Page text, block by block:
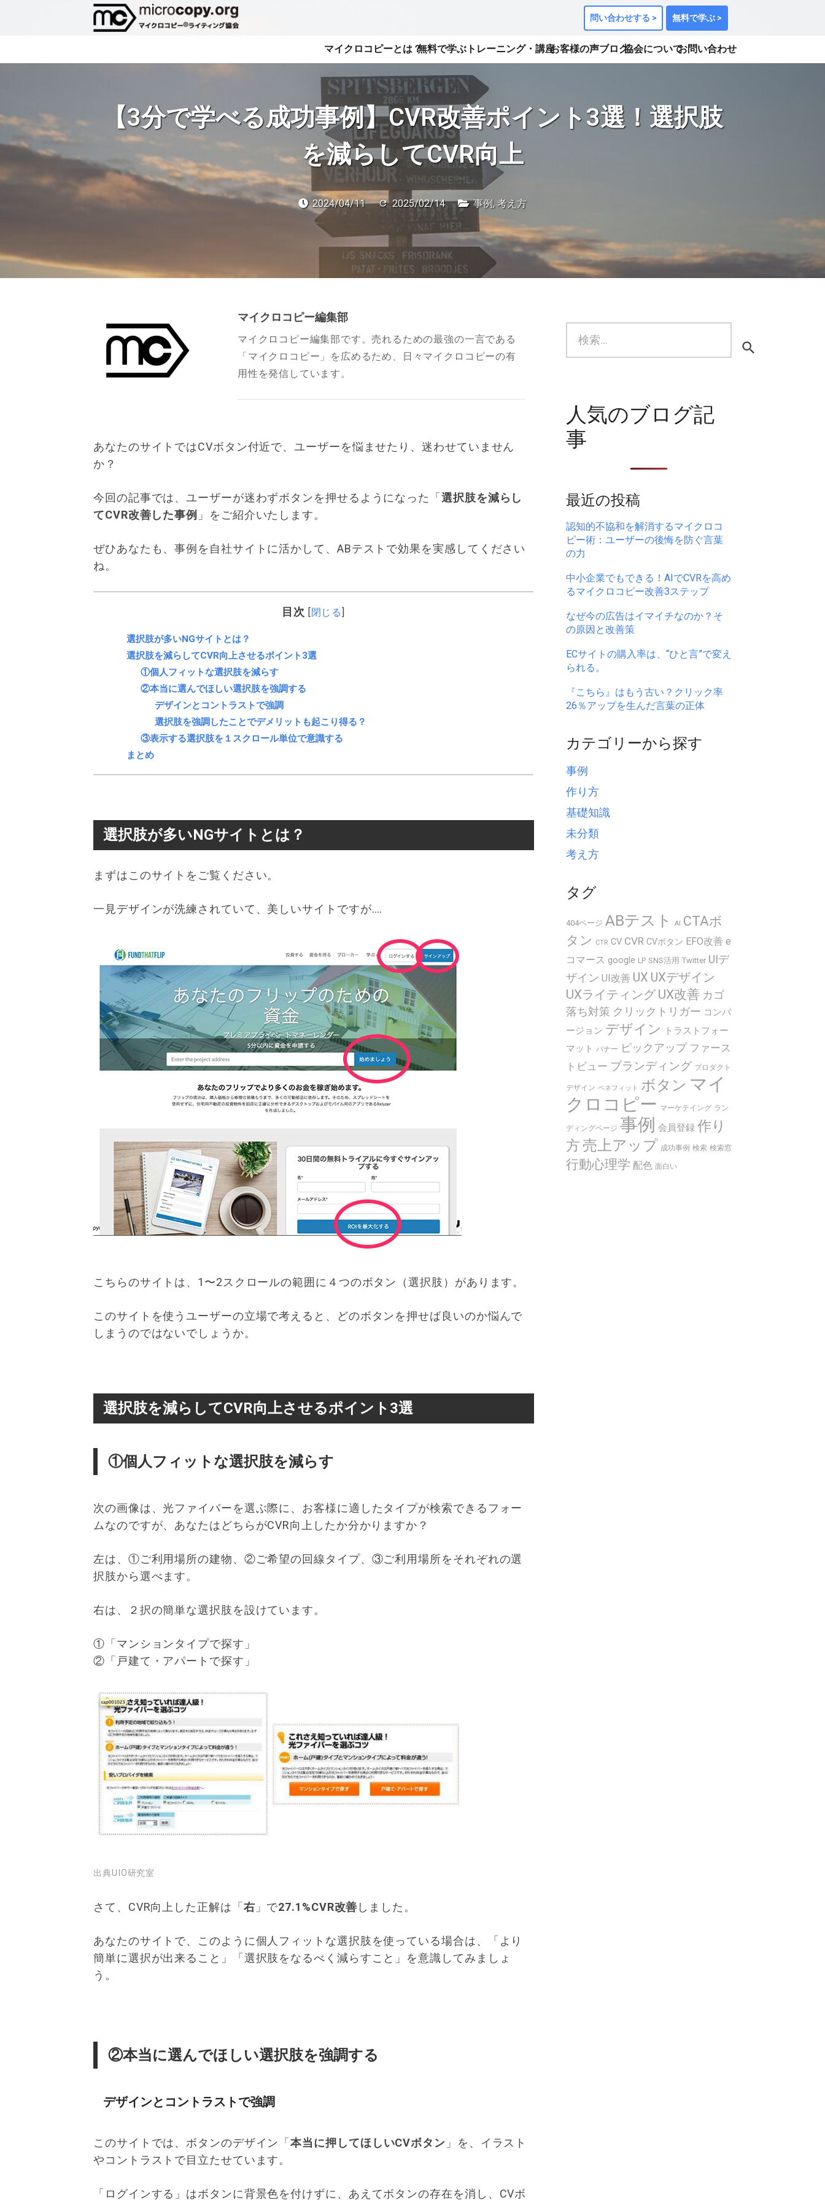
問い合わせする > 無料で学ぶ >
マイクロコピーとは？無料で学ぶ トレーニング・講座お客様の声ブログ協会についてお問い合わせ
【3分で学べる成功事例】CVR改善ポイント3選！選択肢
を減らしてCVR向上
2024/04/11 refresh 2025/02/14 事例,考え方
マイクロコピー編集部
マイクロコピー編集部です。売れるための最強の一言である
「マイクロコピー」を広めるため、日々マイクロコピーの有
用性を発信しています。
あなたのサイトではCVボタン付近で、ユーザーを悩ませたり、迷わせていません
か？
今回の記事では、ユーザーが迷わずボタンを押せるようになった「 選択肢を減らし
てCVR改善した事例 」をご紹介いたします。
ぜひあなたも、事例を自社サイトに活かして、ABテストで効果を実感してください
ね。
目次 閉じる
選択肢が多いNGサイトとは？
選択肢を減らしてCVR向上させるポイント3選
①個人フィットな選択肢を減らす
②本当に選んでほしい選択肢を強調する
デザインとコントラストで強調
選択肢を強調したことでデメリットも起こり得る？
③表示する選択肢を１スクロール単位で意識する
まとめ
選択肢が多いNGサイトとは？
まずはこのサイトをご覧ください。
一見デザインが洗練されていて、美しいサイトですが….
こちらのサイトは、1〜2スクロールの範囲に４つのボタン（選択肢）があります。
このサイトを使うユーザーの立場で考えると、どのボタンを押せば良いのか悩んで
しまうのではないでしょうか。
選択肢を減らしてCVR向上させるポイント3選
①個人フィットな選択肢を減らす
次の画像は、光ファイバーを選ぶ際に、お客様に適したタイプが検索できるフォー
ムなのですが、あなたはどちらがCVR向上したか分かりますか？
左は、①ご利用場所の建物、②ご希望の回線タイプ、③ご利用場所をそれぞれの選
択肢から選べます。
右は、２択の簡単な選択肢を設けています。
①「マンションタイプで探す」
②「戸建て・アパートで探す」
出典UIO研究室
さて、CVR向上した正解は「右 」で27.1%CVR改善 しました。
あなたのサイトで、このように個人フィットな選択肢を使っている場合は、「より
簡単に選択が出来ること」「選択肢をなるべく減らすこと」を意識してみましょ
う。
②本当に選んでほしい選択肢を強調する
デザインとコントラストで強調
このサイトでは、ボタンのデザイン「本当に押してほしいCVボタン 」を、イラスト
やコントラストで目立たせています。
「ログインする」はボタンに背景色を付けずに、あえてボタンの存在を消し、CVボ
索:
人気のブログ記
事
最近の投稿
認知的不協和を解消するマイクロコ
ピー術：ユーザーの後悔を防ぐ言葉
の力
中小企業でもできる！AIでCVRを高め
るマイクロコピー改善3ステップ
なぜ今の広告はイマイチなのか？そ
の原因と改善策
ECサイトの購入率は、“ひと言”で変え
られる。
『こちら』はもう古い？クリック率
26％アップを生んだ言葉の正体
カテゴリーから探す
事例
作り方
基礎知識
未分類
考え方
タグ
404ページ ABテスト AI CTAボ
タン
CTR CV CVR CVボタン EFO改善 e
コマース google LP SNS活用 Twitter UIデ
ザイン UI改善 UX UXデザイン
UXライティング UX改善 カゴ
落ち対策 クリックトリガー コンバ
ージョン デザイン
トラストフォー
マット バナー ピックアップ ファース
トビュー ブランディング プロダクト
デザイン ベネフィット ボタン マイ
クロコピー マーケテイング ラン
ディングページ 事例 会員登録 作り
方 売上アップ 成功事例 検索 検索窓
行動心理学 配色 面白い